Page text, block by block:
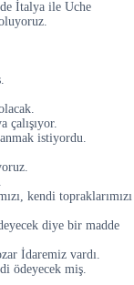
İtalya ile Uche
çalışıyor.
istiyordu.
kendi topraklarımızı
diye bir madde
İdaremiz vardı.
ödeyecek miş.